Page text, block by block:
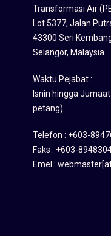
Transformasi Air
Lot 5377, Jalan
43300 Seri
Selangor, Malaysia
Waktu Pejabat :
Isnin hingga
petang)
Telefon : +603-
Faks : +603-
Emel :